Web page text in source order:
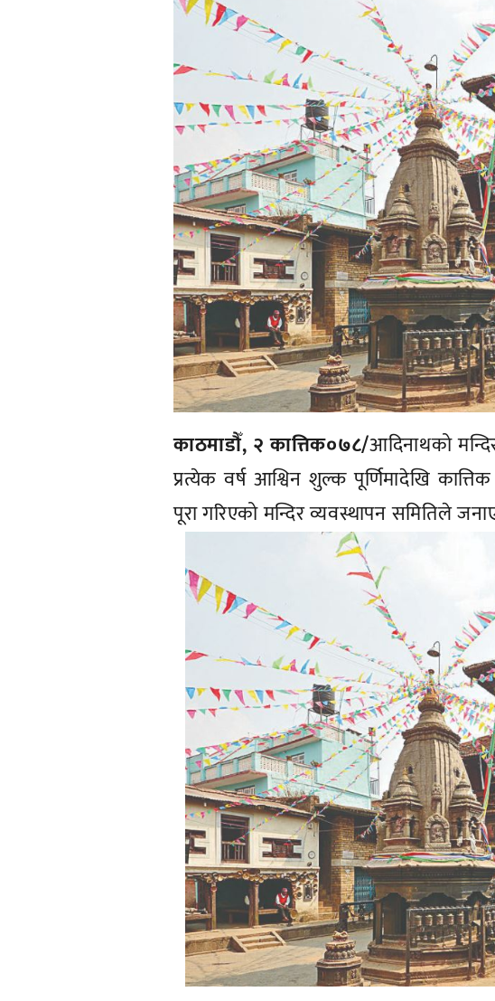
काठमाडौँ, २ कात्तिक०७८/आदिनाथको
प्रत्येक वर्ष आश्विन शुल्क पूर्णिमादेखि
पूरा गरिएको मन्दिर व्यवस्थापन समितिले